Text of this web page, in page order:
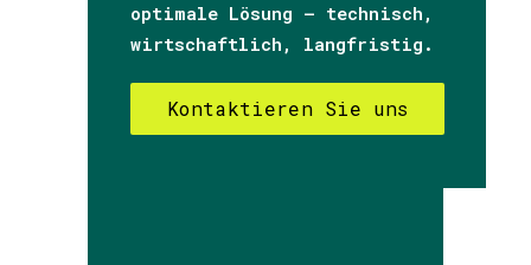
optimale Lösung – technisch,
wirtschaftlich, langfristig.
Kontaktieren Sie uns